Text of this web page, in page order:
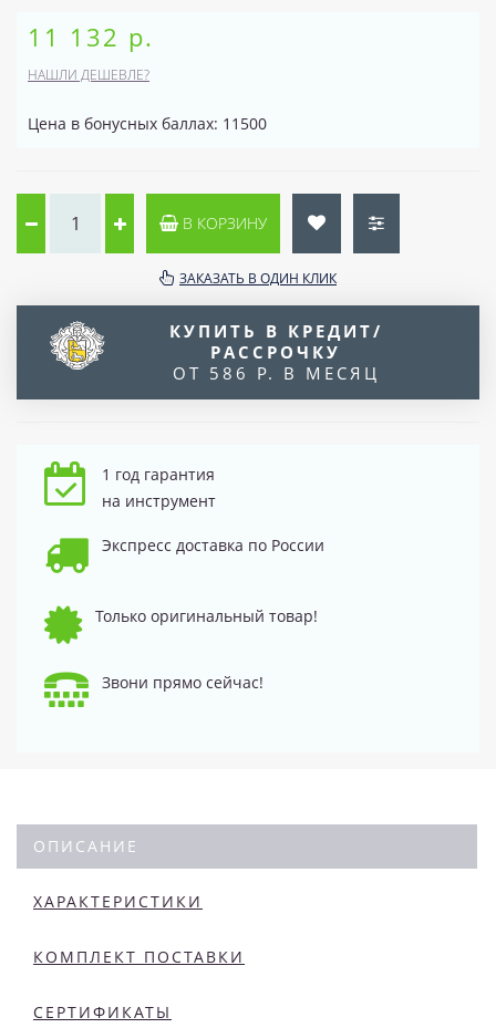
11 132 р.
НАШЛИ ДЕШЕВЛЕ?
Цена в бонусных баллах: 11500
В КОРЗИНУ
ЗАКАЗАТЬ В ОДИН КЛИК
КУПИТЬ В КРЕДИТ/
РАССРОЧКУ
ОТ 586 Р. В МЕСЯЦ
1 год гарантия
на инструмент
Экспресс доставка по России
Только оригинальный товар!
Звони прямо сейчас!
ОПИСАНИЕ
ХАРАКТЕРИСТИКИ
КОМПЛЕКТ ПОСТАВКИ
СЕРТИФИКАТЫ